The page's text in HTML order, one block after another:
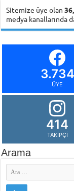
Sitemize üye olan
medya kanallarında
3.734
ÜYE
414
TAKIPÇI
Arama